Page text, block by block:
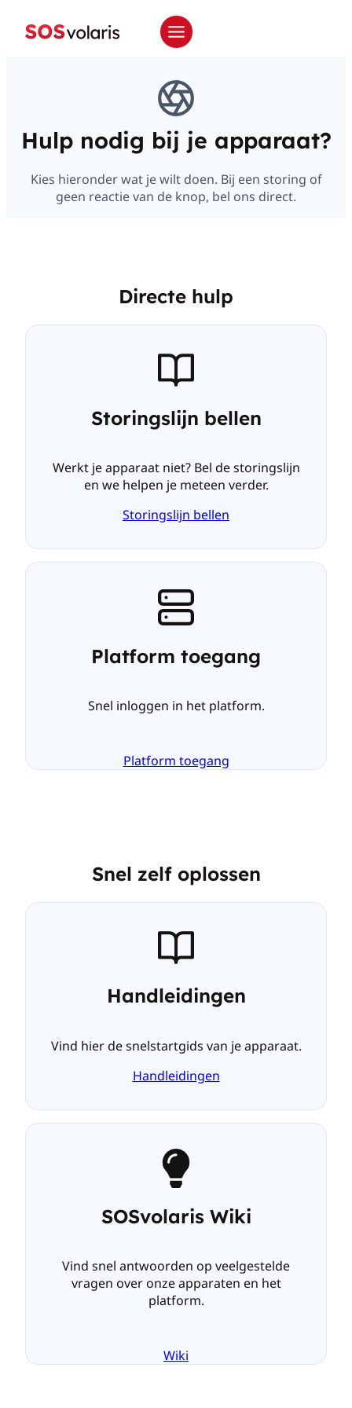
Hulp nodig bij je apparaat?
Kies hieronder wat je wilt doen. Bij een storing of
geen reactie van de knop, bel ons direct.
Directe hulp
Storingslijn bellen
Werkt je apparaat niet? Bel de storingslijn
en we helpen je meteen verder.
Storingslijn bellen
Platform toegang
Snel inloggen in het platform.
Platform toegang
Snel zelf oplossen
Handleidingen
Vind hier de snelstartgids van je apparaat.
Handleidingen
SOSvolaris Wiki
Vind snel antwoorden op veelgestelde
vragen over onze apparaten en het
platform.
Wiki